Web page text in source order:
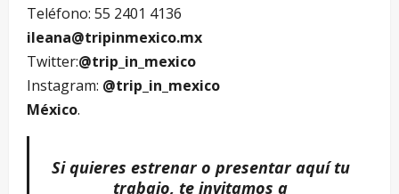
Teléfono: 55 2401 4136
ileana@tripinmexico.mx
Twitter:@trip_in_mexico
Instagram: @trip_in_mexico
México.
Si quieres estrenar o presentar aquí tu
trabajo, te invitamos a